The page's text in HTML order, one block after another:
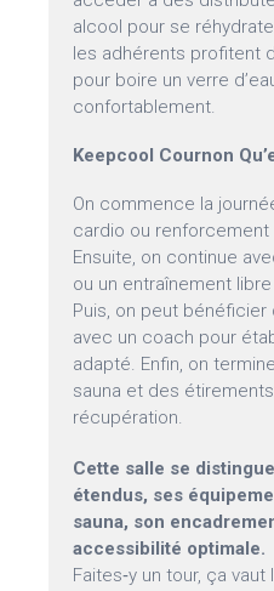
alcool pour se
les adhérents profitent
pour boire un verre
confortablement.
Keepcool Cournon
On commence la
cardio ou renforcement
Ensuite, on continue
ou un entraînement
Puis, on peut bénéficier
avec un coach pour
adapté. Enfin, on
sauna et des
récupération.
Cette salle se
étendus, ses
sauna, son
accessibilité optimale.
Faites‑y un tour, ça vaut